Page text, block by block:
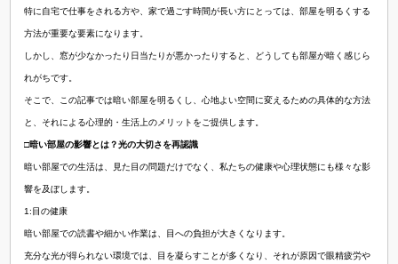
特に自宅で仕事をされる方や、家で過ごす時間が長い方にとっては、部屋を明るくする
方法が重要な要素になります。
しかし、窓が少なかったり日当たりが悪かったりすると、どうしても部屋が暗く感じら
れがちです。
そこで、この記事では暗い部屋を明るくし、心地よい空間に変えるための具体的な方法
と、それによる心理的・生活上のメリットをご提供します。
□暗い部屋の影響とは？光の大切さを再認識
暗い部屋での生活は、見た目の問題だけでなく、私たちの健康や心理状態にも様々な影
響を及ぼします。
1:目の健康
暗い部屋での読書や細かい作業は、目への負担が大きくなります。
充分な光が得られない環境では、目を凝らすことが多くなり、それが原因で眼精疲労や